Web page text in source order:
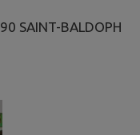
SAINT-BALDOPH